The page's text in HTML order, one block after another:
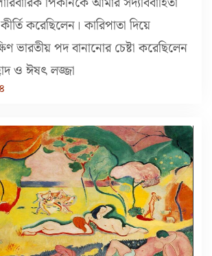
করেছিলেন। কারিপাতা দিয়ে
ভারতীয় পদ বানানোর চেষ্টা করেছিলেন
ও ঈষৎ লজ্জা